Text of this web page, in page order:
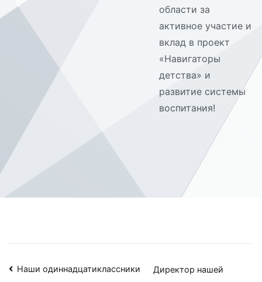
области за
активное участие и
вклад в проект
«Навигаторы
детства» и
развитие системы
воспитания!
Навигация
Наши одиннадцатиклассники
Директор нашей